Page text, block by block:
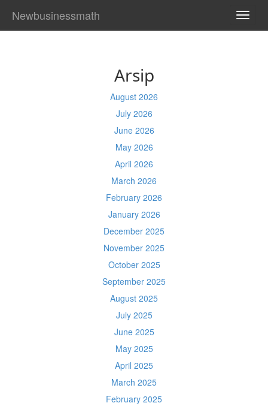
Newbusinessmath
Arsip
August 2026
July 2026
June 2026
May 2026
April 2026
March 2026
February 2026
January 2026
December 2025
November 2025
October 2025
September 2025
August 2025
July 2025
June 2025
May 2025
April 2025
March 2025
February 2025